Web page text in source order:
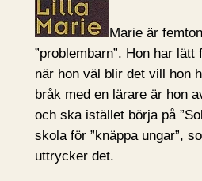
Marie är
”problembarn”. Hon har
när hon väl blir det vill hon
bråk med en lärare är hon
och ska istället börja på
skola för ”knäppa ungar”,
uttrycker det.